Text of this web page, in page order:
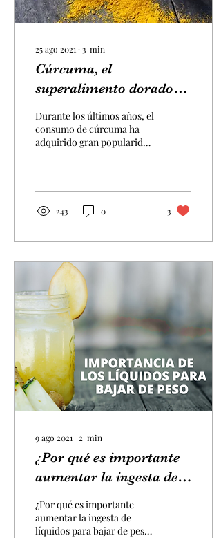
25 ago 2021 ∙ 3 min
Cúrcuma, el
superalimento dorado
que otorga múltiples
beneficios a nuestra
salud
Durante los últimos años, el
consumo de cúrcuma ha
adquirido gran popularidad
243 0 3
9 ago 2021 ∙ 2 min
¿Por qué es importante
aumentar la ingesta de
líquidos para bajar de
peso?
¿Por qué es importante
aumentar la ingesta de
líquidos para bajar de peso?